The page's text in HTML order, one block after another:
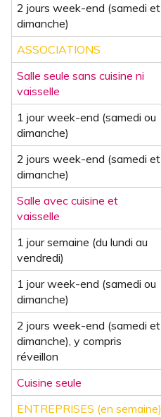
2 jours week-end (samedi et
dimanche)
ASSOCIATIONS
Salle seule sans cuisine ni
vaisselle
1 jour week-end (samedi ou
dimanche)
2 jours week-end (samedi et
dimanche)
Salle avec cuisine et
vaisselle
1 jour semaine (du lundi au
vendredi)
1 jour week-end (samedi ou
dimanche)
2 jours week-end (samedi et
dimanche), y compris
réveillon
Cuisine seule
ENTREPRISES (en semaine)